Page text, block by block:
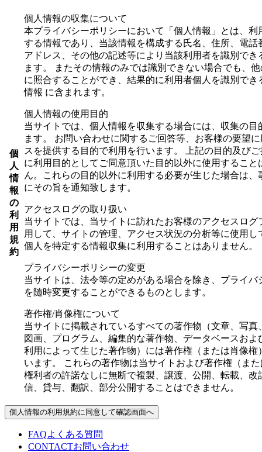
個
人
情
報
の
利
用
規
約
個人情報の収集について
本プライバシーポリシーにおいて「個人情報」とは、利
する情報であり、当該情報を構成する氏名、住所、電話
アドレス、その他の記述等により当該利用者を識別でき
ます。 またその情報のみでは識別できない場合でも、
に照合することができ、結果的に利用者個人を識別でき
情報 に含まれます。
個人情報の使用目的
当サイトでは、個人情報を収集する場合には、収集の目
ます。 お問い合わせに関するご回答等、お客様の要望
スを提供する目的で利用を行います。 上記の目的及び
に利用目的としてご同意頂いた目的以外に使用すること
ん。これらの目的以外に利用する必要が生じた場合は、
にその旨を通知致します。
アクセスログの取り扱い
当サイトでは、当サイトに訪れたお客様のアクセスログ
用して、サイトの管理、アクセス状況の分析等に使用し
個人を特定する情報収集に利用することはありません。
プライバシーポリシーの変更
当サイトは、法令等の定めがある場合を除き、プライバ
を随時変更することができるものとします。
著作権/肖像権について
当サイトに掲載されているすべての著作物（文章、写真
図画、プログラム、編集的な著作物、データベースおよ
利用によって生じた著作物）には著作権（または肖像権
います。 これらの著作物は当サイトおよび著作権（ま
権利者の許諾なしに無断で複製、譲渡、公開、転載、改
信、貸与、翻訳、部分公開することはできません。
個人情報の利用規約に同意して確認画面へ
FAQよくある質問
CONTACTお問い合わせ